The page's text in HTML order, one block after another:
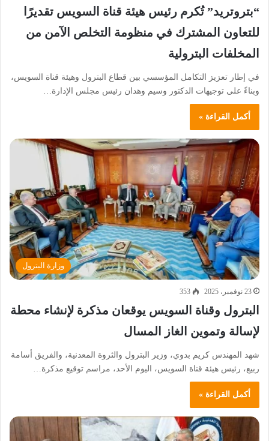
“بتروتريد” تُكرم رئيس هيئة قناة السويس تقديرًا
للتعاون المشترك في منظومة التخلص الآمن من
المخلفات البترولية
في إطار تعزيز التكامل المؤسسي بين قطاع البترول وهيئة قناة السويس،
وبناءً على توجيهات الدكتور وسيم وهدان رئيس مجلس الإدارة…
أكمل القراءة »
وزارة البترول
23 نوفمبر، 2025 353
البترول وقناة السويس يوقعان مذكرة لإنشاء محطة
لإسالة وتموين الغاز المسال
شهد المهندس كريم بدوي، وزير البترول والثروة المعدنية، والفريق أسامة
ربيع، رئيس هيئة قناة السويس، اليوم الأحد، مراسم توقيع مذكرة…
أكمل القراءة »